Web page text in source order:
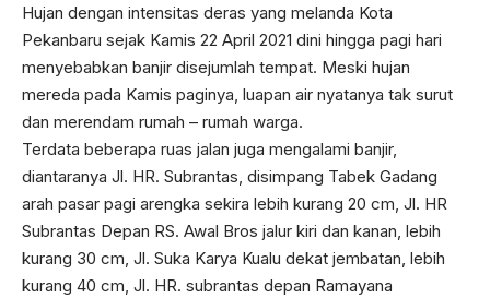
Hujan dengan intensitas deras yang melanda Kota
Pekanbaru sejak Kamis 22 April 2021 dini hingga pagi hari
menyebabkan banjir disejumlah tempat. Meski hujan
mereda pada Kamis paginya, luapan air nyatanya tak surut
dan merendam rumah – rumah warga.
Terdata beberapa ruas jalan juga mengalami banjir,
diantaranya Jl. HR. Subrantas, disimpang Tabek Gadang
arah pasar pagi arengka sekira lebih kurang 20 cm, Jl. HR
Subrantas Depan RS. Awal Bros jalur kiri dan kanan, lebih
kurang 30 cm, Jl. Suka Karya Kualu dekat jembatan, lebih
kurang 40 cm, Jl. HR. subrantas depan Ramayana